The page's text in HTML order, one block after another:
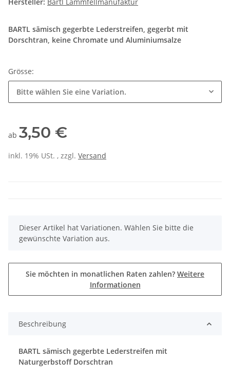
BARTL sämisch gegerbte Lederstreifen, gegerbt mit
Dorschtran, keine Chromate und Aluminiumsalze
Grösse:
Bitte wählen Sie eine Variation.
ab 3,50 €
inkl. 19% USt. , zzgl. Versand
x
Dieser Artikel hat Variationen. Wählen Sie bitte die
gewünschte Variation aus.
Sie möchten in monatlichen Raten zahlen? Weitere
Informationen
Beschreibung
BARTL sämisch gegerbte Lederstreifen mit
Naturgerbstoff Dorschtran